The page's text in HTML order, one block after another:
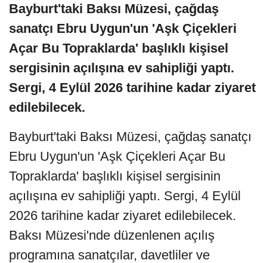
Bayburt'taki Baksı Müzesi, çağdaş
sanatçı Ebru Uygun'un 'Aşk Çiçekleri
Açar Bu Topraklarda' başlıklı kişisel
sergisinin açılışına ev sahipliği yaptı.
Sergi, 4 Eylül 2026 tarihine kadar ziyaret
edilebilecek.
Bayburt'taki Baksı Müzesi, çağdaş sanatçı
Ebru Uygun'un 'Aşk Çiçekleri Açar Bu
Topraklarda' başlıklı kişisel sergisinin
açılışına ev sahipliği yaptı. Sergi, 4 Eylül
2026 tarihine kadar ziyaret edilebilecek.
Baksı Müzesi'nde düzenlenen açılış
programına sanatçılar, davetliler ve